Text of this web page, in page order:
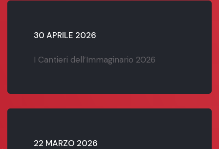
30 APRILE 2026
I Cantieri dell’Immaginario 2026
22 MARZO 2026